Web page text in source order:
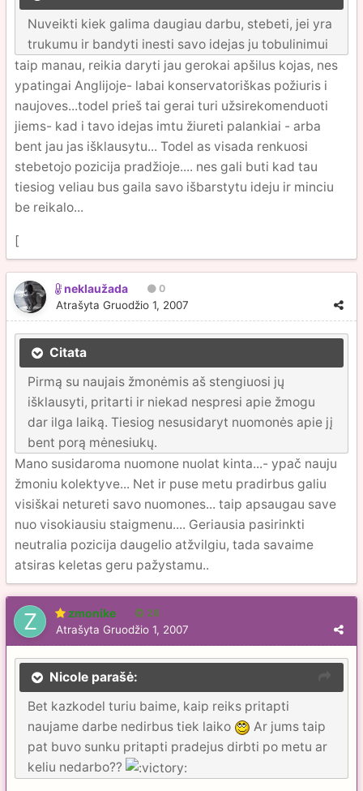
Nuveikti kiek galima daugiau darbu, stebeti, jei yra
trukumu ir bandyti inesti savo idejas ju tobulinimui
taip manau, reikia daryti jau gerokai apšilus kojas, nes
ypatingai Anglijoje- labai konservatoriškas požiuris i
naujoves...todel prieš tai gerai turi užsirekomenduoti
jiems- kad i tavo idejas imtu žiureti palankiai - arba
bent jau jas išklausytu... Todel as visada renkuosi
stebetojo pozicija pradžioje.... nes gali buti kad tau
tiesiog veliau bus gaila savo išbarstytu ideju ir minciu
be reikalo...
[
neklaužada 0
Atrašyta Gruodžio 1, 2007
Citata
Pirmą su naujais žmonėmis aš stengiuosi jų
išklausyti, pritarti ir niekad nespresi apie žmogu
dar ilga laiką. Tiesiog nesusidaryt nuomonės apie jį
bent porą mėnesiukų.
Mano susidaroma nuomone nuolat kinta...- ypač nauju
žmoniu kolektyve... Net ir puse metu pradirbus galiu
visiškai netureti savo nuomones... taip apsaugau save
nuo visokiausiu staigmenu.... Geriausia pasirinkti
neutralia pozicija daugelio atžvilgiu, tada savaime
atsiras keletas geru pažystamu..
zmonike 28
Atrašyta Gruodžio 1, 2007
Nicole parašė:
Bet kazkodel turiu baime, kaip reiks pritapti
naujame darbe nedirbus tiek laiko
Ar jums taip
pat buvo sunku pritapti pradejus dirbti po metu ar
keliu nedarbo??